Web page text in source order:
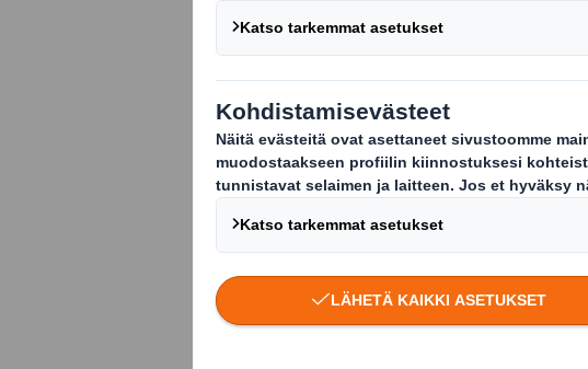
teollisuudessa, jossa
vanerin tai metallin
Tarjoamme kattavan
teollisuudenaloille. Pitkä
pystymme vastaamaan